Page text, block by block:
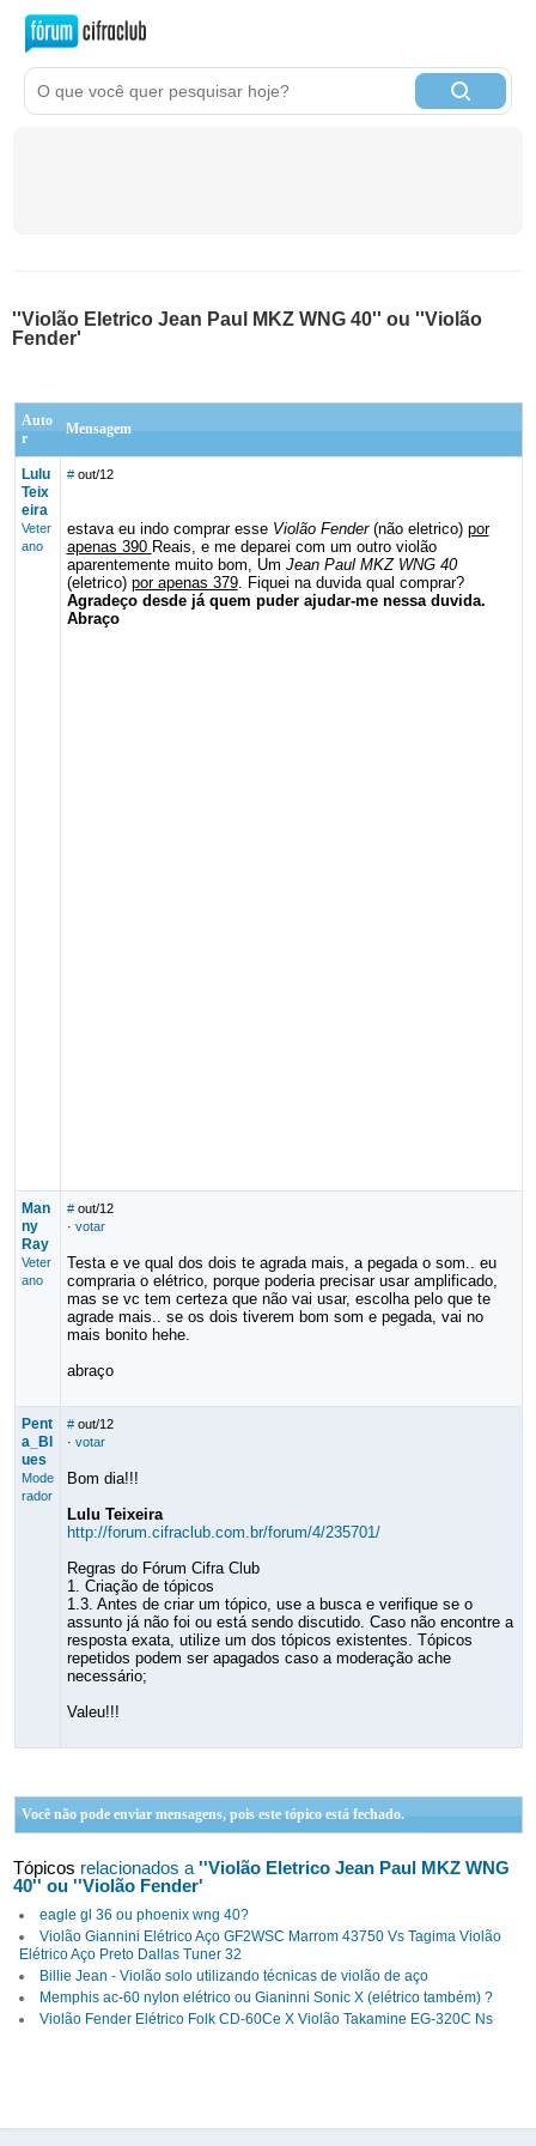
''Violão Eletrico Jean Paul MKZ WNG 40'' ou ''Violão
Fender'
Auto
r
Mensagem
Lulu
Teix
eira
Veter
ano
# out/12
estava eu indo comprar esse Violão Fender(não eletrico) por
apenas 390 Reais, e me deparei com um outro violão
aparentemente muito bom, Um Jean Paul MKZ WNG 40
(eletrico) por apenas 379. Fiquei na duvida qual comprar?
Agradeço desde já quem puder ajudar-me nessa duvida.
Abraço
Man
ny
Ray
Veter
ano
# out/12
· votar
Testa e ve qual dos dois te agrada mais, a pegada o som.. eu
compraria o elétrico, porque poderia precisar usar amplificado,
mas se vc tem certeza que não vai usar, escolha pelo que te
agrade mais.. se os dois tiverem bom som e pegada, vai no
mais bonito hehe.
abraço
Pent
a_Bl
ues
Mode
rador
# out/12
· votar
Bom dia!!!
Lulu Teixeira
http://forum.cifraclub.com.br/forum/4/235701/
Regras do Fórum Cifra Club
1. Criação de tópicos
1.3. Antes de criar um tópico, use a busca e verifique se o
assunto já não foi ou está sendo discutido. Caso não encontre a
resposta exata, utilize um dos tópicos existentes. Tópicos
repetidos podem ser apagados caso a moderação ache
necessário;
Valeu!!!
Você não pode enviar mensagens, pois este tópico está fechado.
Tópicos relacionados a''Violão Eletrico Jean Paul MKZ WNG
40'' ou ''Violão Fender'
eagle gl 36 ou phoenix wng 40?
Violão Giannini Elétrico Aço GF2WSC Marrom 43750 Vs Tagima Violão
Elétrico Aço Preto Dallas Tuner 32
Billie Jean - Violão solo utilizando técnicas de violão de aço
Memphis ac-60 nylon elétrico ou Gianinni Sonic X (elétrico também) ?
Violão Fender Elétrico Folk CD-60Ce X Violão Takamine EG-320C Ns